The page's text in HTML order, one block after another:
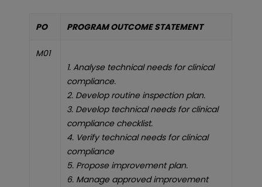
PO PROGRAM OUTCOME STATEMENT
M01
1. Analyse technical needs for clinical
compliance.
2. Develop routine inspection plan.
3. Develop technical needs for clinical
compliance checklist.
4. Verify technical needs for clinical
compliance
5. Propose improvement plan.
6. Manage approved improvement